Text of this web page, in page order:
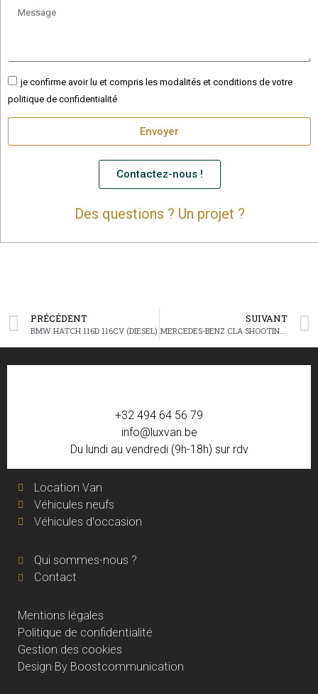
je confirme avoir lu et compris les modalités et conditions de votre
politique de confidentialité
Envoyer
Contactez-nous !
Des questions ? Un projet ?
PRÉCÉDENT
BMW HATCH 116D 116CV (DIESEL)
SUIVANT
MERCEDES-BENZ CLA SHOOTING BRAKE 180D 116CV BUSINESS SOLUTION (DIESEL)
+32 494 64 56 79
info@luxvan.be
Du lundi au vendredi (9h-18h) sur rdv
Location Van
Véhicules neufs
Véhicules d'occasion
Qui sommes-nous ?
Contact
Mentions légales
Politique de confidentialité
Gestion des cookies
Design By Boostcommunication